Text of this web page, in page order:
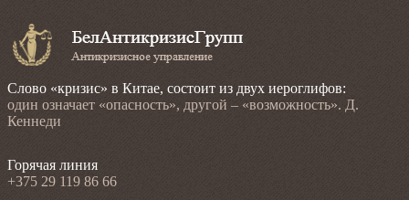
Слово «кризис» в Китае, состоит из двух иероглифов:
один означает «опасность», другой – «возможность». Д.
Кеннеди
Горячая линия
+375 29 119 86 66